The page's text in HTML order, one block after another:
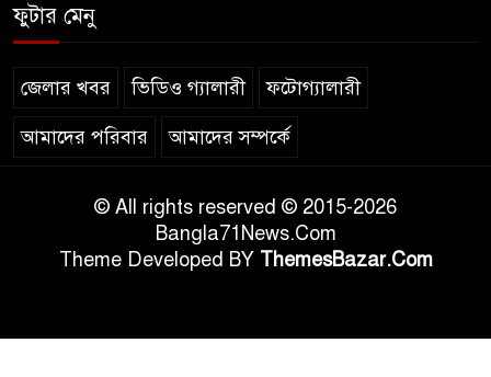
ফুটার মেনু
জেলার খবর ভিডিও গ্যালারী ফটোগ্যালারী
আমাদের পরিবার আমাদের সম্পর্কে
© All rights reserved © 2015-2026
Bangla71News.Com
Theme Developed BY ThemesBazar.Com